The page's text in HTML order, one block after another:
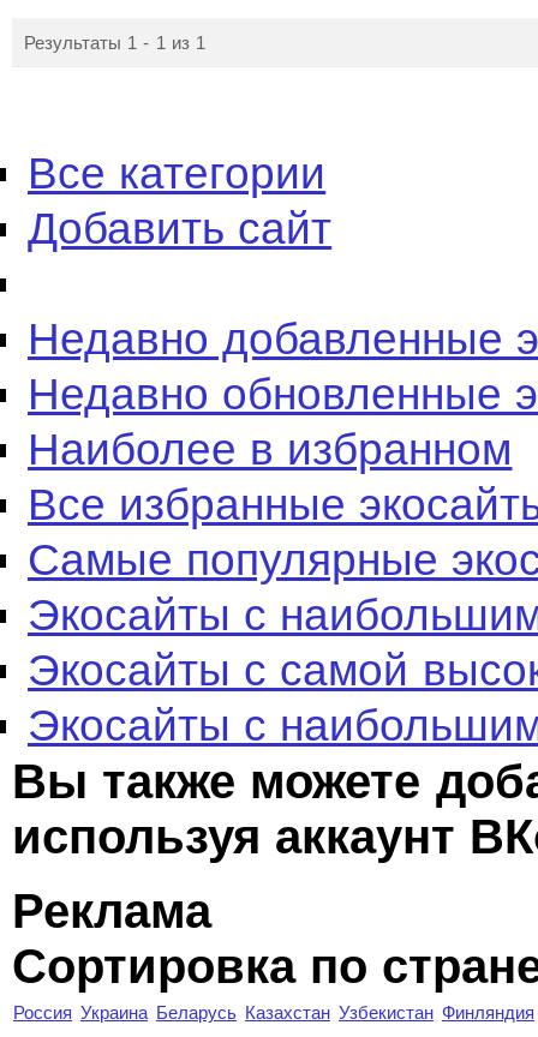
Результаты 1 - 1 из 1
Все категории
Добавить сайт
Недавно добавленные
Недавно обновленные
Наиболее в избранном
Все избранные
Самые популярные
Экосайты с
Экосайты с самой
Экосайты с
Вы также можете
используя аккаунт
Реклама
Сортировка по
Россия Украина Беларусь Казахстан Узбекистан Финляндия